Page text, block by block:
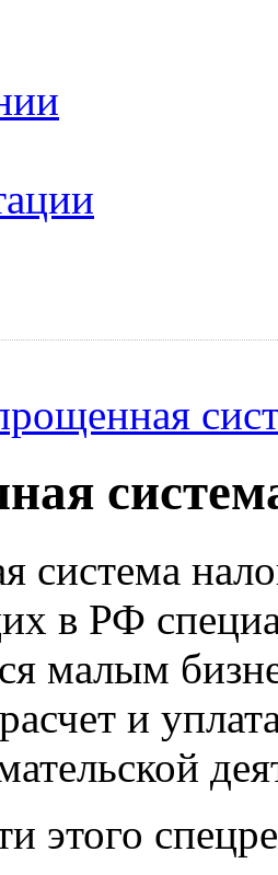
система
в РФ
малым
и
этого